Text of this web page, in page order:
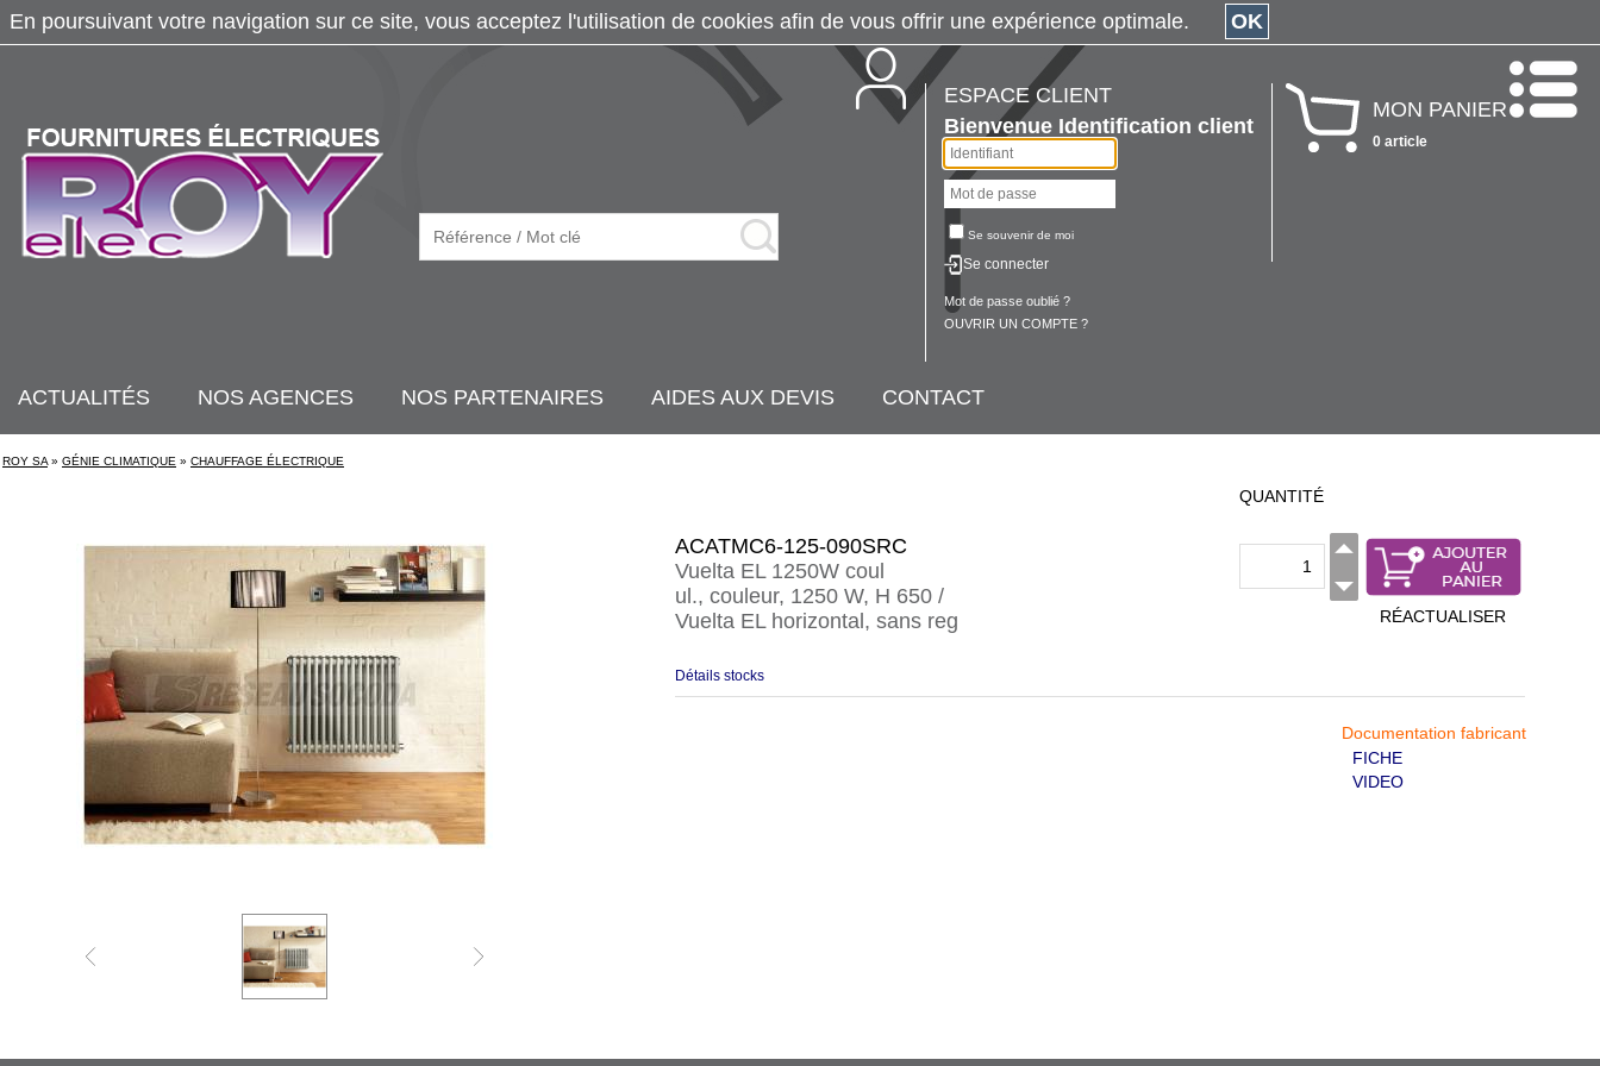
ESPACE CLIENT
Bienvenue Identification client
Se souvenir de moi
Se connecter
Mot de passe oublié ?
OUVRIR UN COMPTE ?
MON PANIER
0 article
ACTUALITÉS NOS AGENCES NOS PARTENAIRES AIDES AUX DEVIS CONTACT
ROY SA » GÉNIE CLIMATIQUE » CHAUFFAGE ÉLECTRIQUE
ACATMC6-125-090SRC
Vuelta EL 1250W coul
ul., couleur, 1250 W, H 650 /
Vuelta EL horizontal, sans reg
QUANTITÉ
RÉACTUALISER
Détails stocks
Documentation fabricant
FICHE
VIDEO
En poursuivant votre navigation sur ce site, vous acceptez l'utilisation de cookies afin de vous offrir une expérience optimale. OK